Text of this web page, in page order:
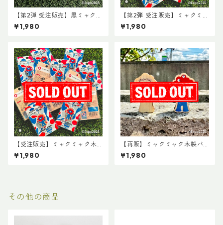
【第2弾 受注販売】黒ミャクミ
ャク木製バッチ（※2026年6
月下旬以降 順次発送）
¥1,980
【第2弾 受注販売】ミャクミャ
ク木製バッチ（※2026年6月
下旬以降 順次発送）
¥1,980
【受注販売】ミャクミャク木
製バッチ（※2026年4月下旬
以降 順次発送）
¥1,980
【再販】ミャクミャク木製バ
ッチ
¥1,980
その他の商品